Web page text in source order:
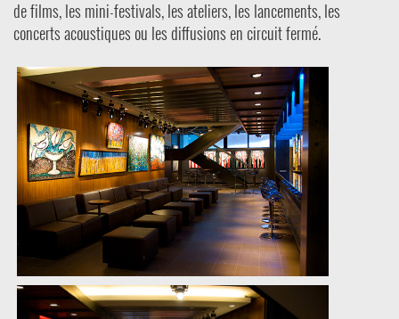
de films, les mini-festivals, les ateliers, les lancements, les
concerts acoustiques ou les diffusions en circuit fermé.